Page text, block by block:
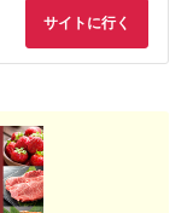
サイトに行く